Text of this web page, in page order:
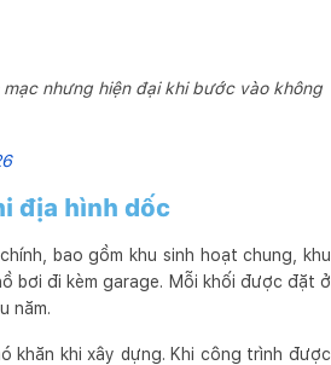
nhưng hiện đại khi bước vào không
địa hình dốc
bao gồm khu sinh hoạt chung, khu
bơi đi kèm garage. Mỗi khối được đặt ở
năm.
khăn khi xây dựng. Khi công trình được